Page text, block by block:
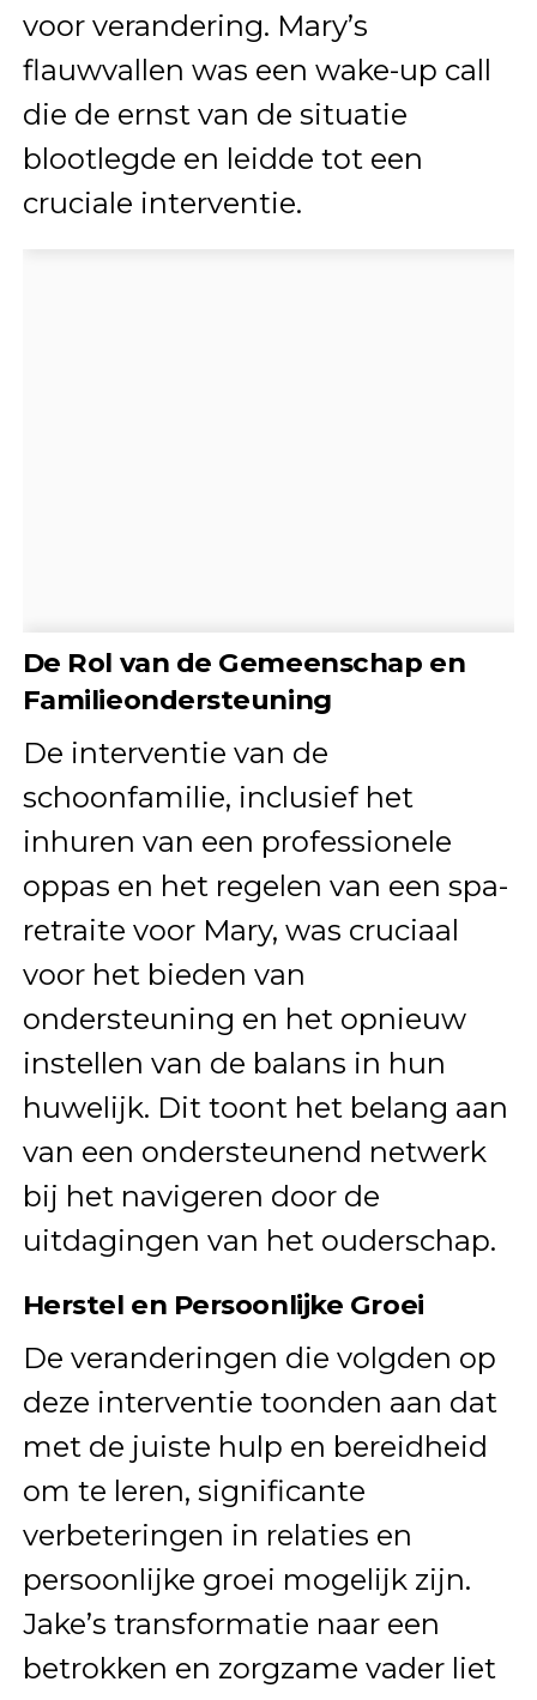
voor verandering. Mary’s
flauwvallen was een wake-up call
die de ernst van de situatie
blootlegde en leidde tot een
cruciale interventie.
De Rol van de Gemeenschap en
Familieondersteuning
De interventie van de
schoonfamilie, inclusief het
inhuren van een professionele
oppas en het regelen van een spa-
retraite voor Mary, was cruciaal
voor het bieden van
ondersteuning en het opnieuw
instellen van de balans in hun
huwelijk. Dit toont het belang aan
van een ondersteunend netwerk
bij het navigeren door de
uitdagingen van het ouderschap.
Herstel en Persoonlijke Groei
De veranderingen die volgden op
deze interventie toonden aan dat
met de juiste hulp en bereidheid
om te leren, significante
verbeteringen in relaties en
persoonlijke groei mogelijk zijn.
Jake’s transformatie naar een
betrokken en zorgzame vader liet